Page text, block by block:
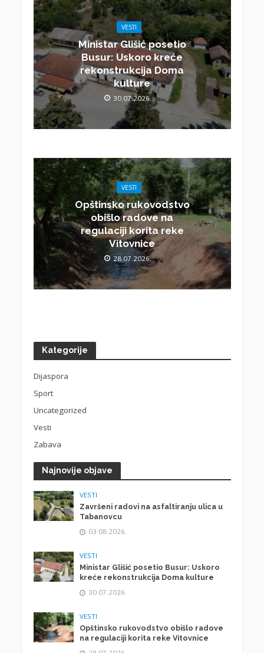
VESTI
Ministar Glišić posetio
Busur: Uskoro kreće
rekonstrukcija Doma
kulture
30.07.2026.
VESTI
Opštinsko rukovodstvo
obišlo radove na
regulaciji korita reke
Vitovnice
28.07.2026.
Kategorije
Dijaspora
Sport
Uncategorized
Vesti
Zabava
Najnovije objave
VESTI
Završeni radovi na asfaltiranju ulica u
Tabanovcu
03.08.2026.
VESTI
Ministar Glišić posetio Busur: Uskoro
kreće rekonstrukcija Doma kulture
30.07.2026.
VESTI
Opštinsko rukovodstvo obišlo radove
na regulaciji korita reke Vitovnice